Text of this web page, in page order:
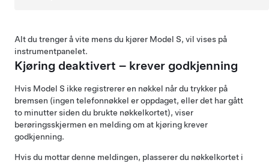
Alt du trenger å vite mens du kjører Model S, vil vises på
instrumentpanelet.
Kjøring deaktivert – krever godkjenning
Hvis Model S ikke registrerer en nøkkel når du trykker på
bremsen (ingen telefonnøkkel er oppdaget, eller det har gått
to minutter siden du brukte nøkkelkortet), viser
berøringsskjermen en melding om at kjøring krever
godkjenning.
Hvis du mottar denne meldingen, plasserer du nøkkelkortet i